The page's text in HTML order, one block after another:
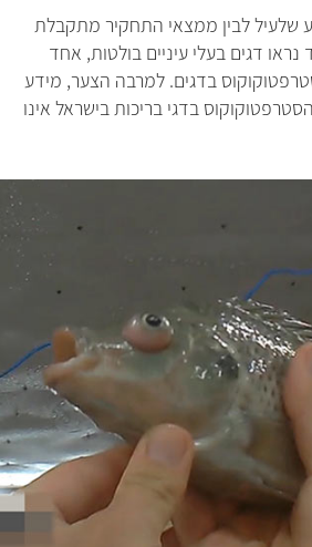
שלעיל לבין ממצאי התחקיר מתקבלת
דגים בעלי עיניים בולטות, אחד
בדגים. למרבה הצער, מידע
בדגי בריכות בישראל אינו